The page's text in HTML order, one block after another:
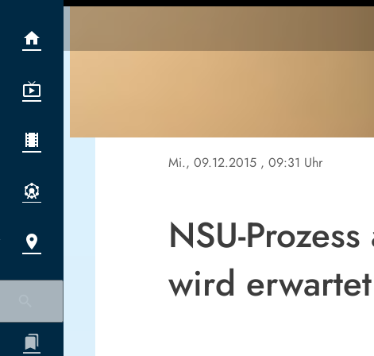
Mi., 09.12.2015 , 09:31 Uhr
NSU-
wird erwartet